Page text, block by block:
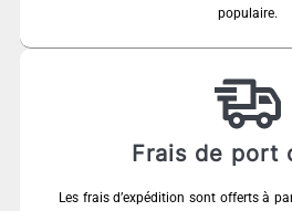
populaire.
Frais de port
Les frais d’expédition sont offerts à